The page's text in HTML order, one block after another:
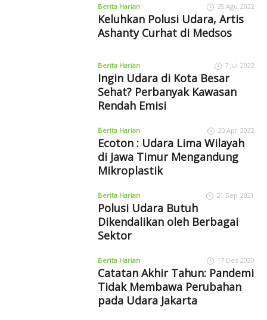
Berita Harian 25 Agu 2022
Keluhkan Polusi Udara, Artis
Ashanty Curhat di Medsos
Berita Harian 7 Jul 2022
Ingin Udara di Kota Besar
Sehat? Perbanyak Kawasan
Rendah Emisi
Berita Harian 20 Apr 2022
Ecoton : Udara Lima Wilayah
di Jawa Timur Mengandung
Mikroplastik
Berita Harian 21 Sep 2021
Polusi Udara Butuh
Dikendalikan oleh Berbagai
Sektor
Berita Harian 17 Des 2020
Catatan Akhir Tahun: Pandemi
Tidak Membawa Perubahan
pada Udara Jakarta